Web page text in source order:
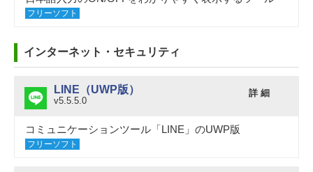
フリーソフト
インターネット・セキュリティ
LINE（UWP版）
v5.5.5.0
詳 細
コミュニケーションツール「LINE」のUWP版
フリーソフト